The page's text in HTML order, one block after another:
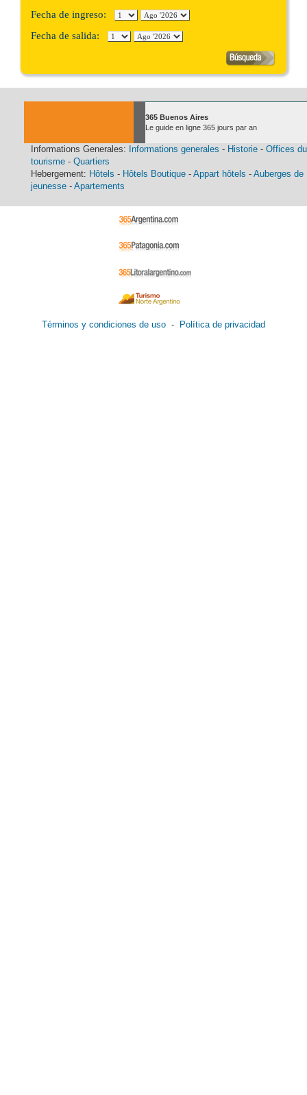
Fecha de ingreso:
Fecha de salida:
365 Buenos Aires
Le guide en ligne 365 jours par an
Informations Generales: Informations generales - Historie - Offices du
tourisme - Quartiers
Hebergement: Hôtels - Hôtels Boutique - Appart hôtels - Auberges de
jeunesse - Apartements
Términos y condiciones de uso - Política de privacidad